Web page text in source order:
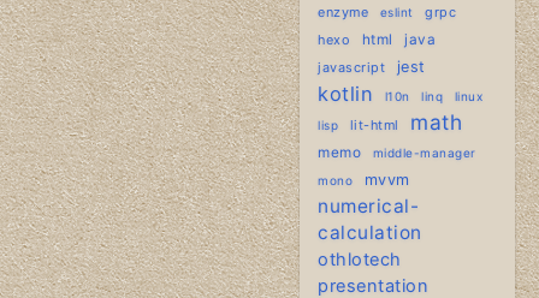
enzyme eslint
grpc
hexo
html
java
javascript
jest
kotlin l10n linq
linux
lisp
lit-html math
memo
middle-manager
mono
mvvm
numerical-
calculation
othlotech
presentation